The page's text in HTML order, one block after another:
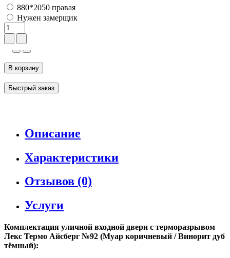
880*2050 правая
Нужен замерщик
В корзину
Быстрый заказ
Описание
Характеристики
Отзывов (0)
Услуги
Комплектация уличной входной двери с терморазрывом
Лекс Термо Айсберг №92 (Муар коричневый / Винорит дуб
тёмный):